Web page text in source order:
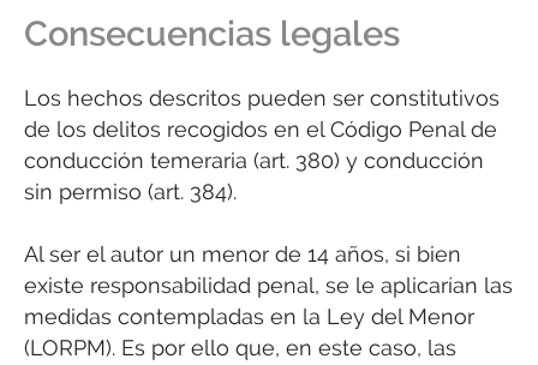
Consecuencias legales
Los hechos descritos pueden ser constitutivos
de los delitos recogidos en el Código Penal de
conducción temeraria (art. 380) y conducción
sin permiso (art. 384).
Al ser el autor un menor de 14 años, si bien
existe responsabilidad penal, se le aplicarían las
medidas contempladas en la Ley del Menor
(LORPM). Es por ello que, en este caso, las